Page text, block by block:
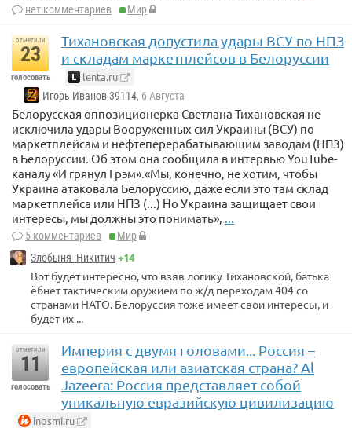
нет комментариев Мир
отметили
23
голосовать
Тихановская допустила удары ВСУ по НПЗ
и складам маркетплейсов в Белоруссии
lenta.ru
Игорь Иванов 39114, 6 Августа
Белорусская оппозиционерка Светлана Тихановская не
исключила удары Вооруженных сил Украины (ВСУ) по
маркетплейсам и нефтеперерабатывающим заводам (НПЗ)
в Белоруссии. Об этом она сообщила в интервью YouTube-
каналу «И грянул Грэм».«Мы, конечно, не хотим, чтобы
Украина атаковала Белоруссию, даже если это там склад
маркетплейса или НПЗ (...) Но Украина защищает свои
интересы, мы должны это понимать», ...
5 комментариев
Мир
Злобыня_Никитич +14
Вот будет интересно, что взяв логику Тихановской, батька
ёбнет тактическим оружием по ж/д переходам 404 со
странами НАТО. Белоруссия тоже имеет свои интересы, и
будет их ...
отметили
11
голосовать
Империя с двумя головами... Россия –
европейская или азиатская страна? Al
Jazeera: Россия представляет собой
уникальную евразийскую цивилизацию
inosmi.ru